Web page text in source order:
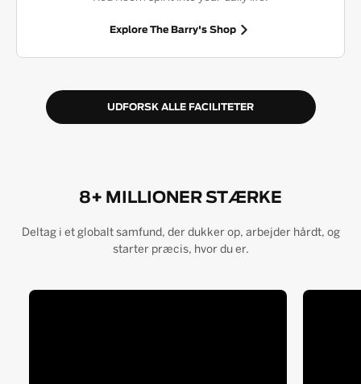
Explore The Barry's Shop
UDFORSK ALLE FACILITETER
8+ MILLIONER STÆRKE
Deltag i et globalt samfund, der dukker op, arbejder hårdt, og
starter præcis, hvor du er.